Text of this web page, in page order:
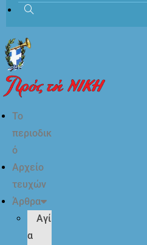
Το
περιοδικ
ό
Αρχείο
τευχών
Άρθρα
Αγί
α